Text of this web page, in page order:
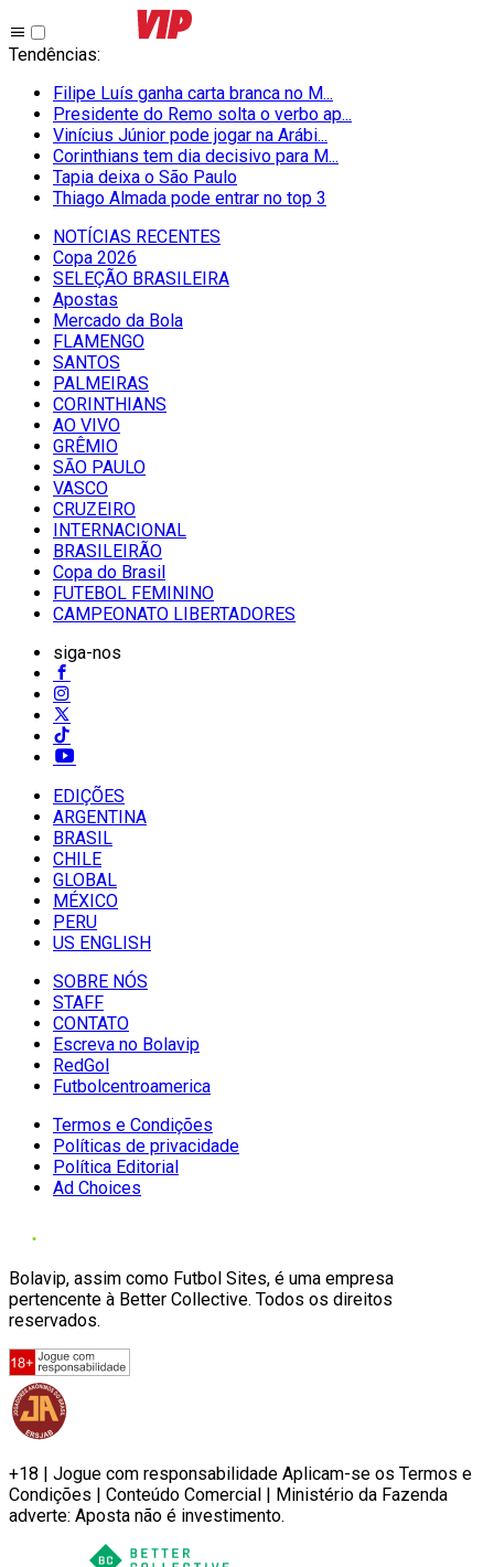
Tendências:
Filipe Luís ganha carta branca no M...
Presidente do Remo solta o verbo ap...
Vinícius Júnior pode jogar na Arábi...
Corinthians tem dia decisivo para M...
Tapia deixa o São Paulo
Thiago Almada pode entrar no top 3
NOTÍCIAS RECENTES
Copa 2026
SELEÇÃO BRASILEIRA
Apostas
Mercado da Bola
FLAMENGO
SANTOS
PALMEIRAS
CORINTHIANS
AO VIVO
GRÊMIO
SĀO PAULO
VASCO
CRUZEIRO
INTERNACIONAL
BRASILEIRÃO
Copa do Brasil
FUTEBOL FEMININO
CAMPEONATO LIBERTADORES
siga-nos
EDIÇÕES
ARGENTINA
BRASIL
CHILE
GLOBAL
MÉXICO
PERU
US ENGLISH
SOBRE NÓS
STAFF
CONTATO
Escreva no Bolavip
RedGol
Futbolcentroamerica
Termos e Condições
Políticas de privacidade
Política Editorial
Ad Choices
Bolavip, assim como Futbol Sites, é uma empresa
pertencente à Better Collective. Todos os direitos
reservados.
+18 | Jogue com responsabilidade Aplicam-se os Termos e
Condições | Conteúdo Comercial | Ministério da Fazenda
adverte: Aposta não é investimento.